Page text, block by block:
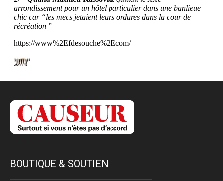
BOUTIQUE & SOUTIEN